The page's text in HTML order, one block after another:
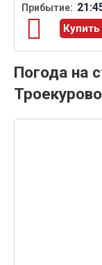
Погода на
Троекурово